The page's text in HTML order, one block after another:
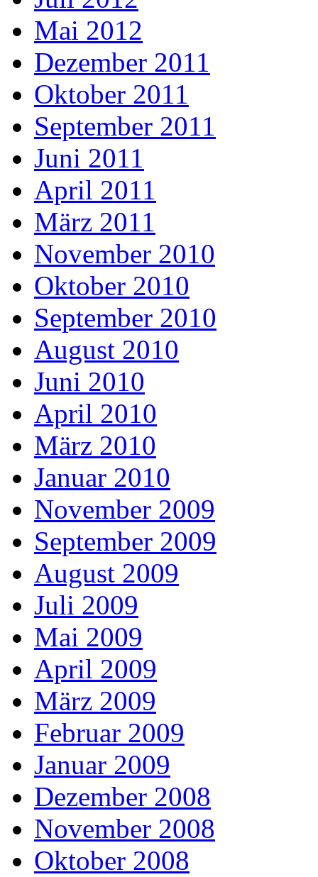
Mai 2012
Dezember 2011
Oktober 2011
September 2011
Juni 2011
April 2011
März 2011
November 2010
Oktober 2010
September 2010
August 2010
Juni 2010
April 2010
März 2010
Januar 2010
November 2009
September 2009
August 2009
Juli 2009
Mai 2009
April 2009
März 2009
Februar 2009
Januar 2009
Dezember 2008
November 2008
Oktober 2008